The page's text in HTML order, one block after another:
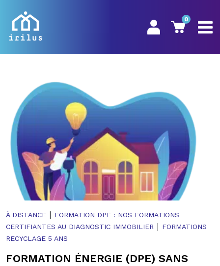
0
À DISTANCE | FORMATION DPE : NOS FORMATIONS
CERTIFIANTES AU DIAGNOSTIC IMMOBILIER | FORMATIONS
RECYCLAGE 5 ANS
FORMATION ÉNERGIE (DPE) SANS